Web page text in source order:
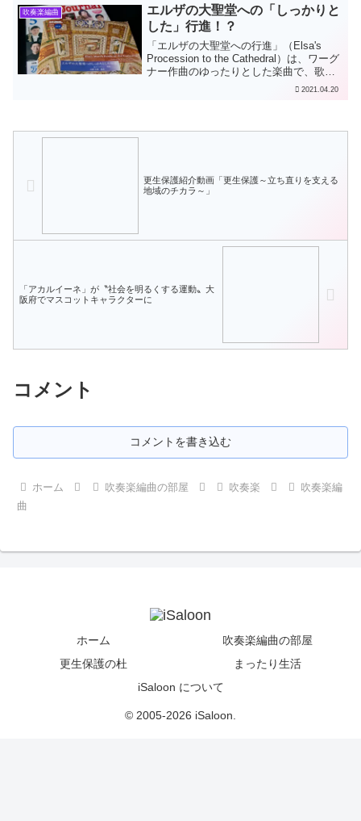
が）。1882年にモスクワで開催された全
ロシア産業芸術博...
吹奏楽編曲
エルザの大聖堂への「しっかりと
した」行進！？
「エルザの大聖堂への行進」（Elsa's
Procession to the Cathedral）は、ワーグ
ナー作曲のゆったりとした楽曲で、歌劇
「ローエングリン」の中で使われている
2021.04.20
更生保護紹介動画「更生保護～立ち直りを支える
地域のチカラ～」
「アカルイーネ」が〝社会を明るくする運動〟大
阪府でマスコットキャラクターに
コメント
コメントを書き込む
ホーム 吹奏楽編曲の部屋 吹奏楽
吹奏楽編
曲
ホーム
吹奏楽編曲の部屋
更生保護の杜
まったり生活
iSaloon について
© 2005-2026 iSaloon.